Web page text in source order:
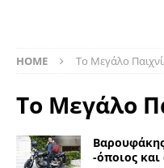
HOME Το Μεγάλο
Το Μεγάλο
-όποιος και